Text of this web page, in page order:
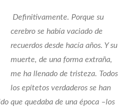
Definitivamente. Porque su
cerebro se había vaciado de
recuerdos desde hacía años. Y su
muerte, de una forma extraña,
me ha llenado de tristeza. Todos
los epítetos verdaderos se han
que quedaba de una época –los